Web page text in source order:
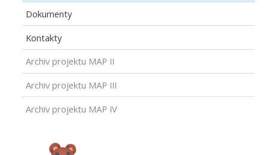
Dokumenty
Kontakty
Archiv projektu MAP II
Archiv projektu MAP III
Archiv projektu MAP IV